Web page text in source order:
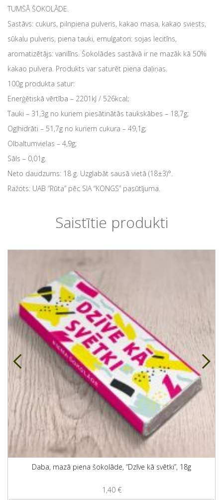
TUMŠĀ ŠOKOLĀDE.
Sastāvs: cukurs, pilnpiena pulveris, kakao masa, kakao sviests,
sūkalu pulveris, piena tauki, emulgatori: sojas lecitīns,
aromatizētājs: vanilīns. Šokolādes sastāvā ir ne mazāk kā 50%
kakao pulvera. Produkts var saturēt piena daļiņas.
100g produkta satur:
Enerģētiskā vērtība – 2201kJ / 526kcal;
Tauki – 31,3g no kuriem piesātinātās taukskābes – 18,7g;
Ogļhidrāti – 51,7g no kuriem cukura – 49,1g;
Olbaltumvielas – 4,9g;
Sāls – 0,01g.
Neto daudzums: 18 g. Uzglabāt sausā vietā (18±3)°.
Ražots: UAB “Rūta” pēc SIA “KONGS” pasūtījuma.
Saistītie produkti
Daba, mazā piena šokolāde, “Dzīve kā svētki”, 18g
1,40 €